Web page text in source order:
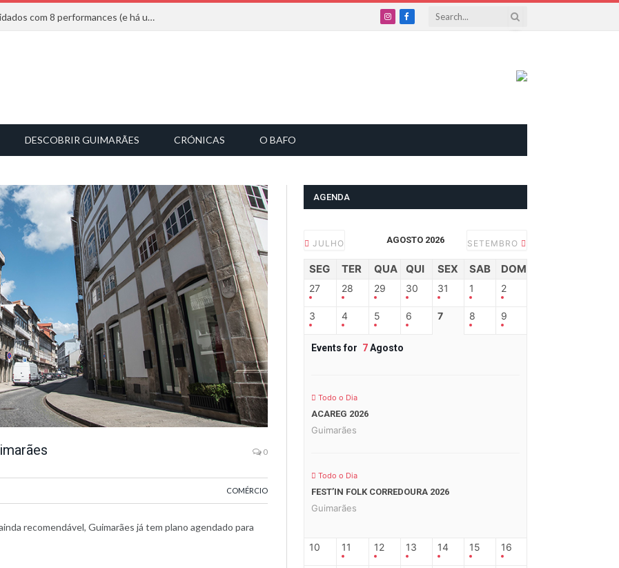
Mucho Flow alarga leque de convidados com 8 performances (e há uma saída)
InstagramFacebook
DESCOBRIR GUIMARÃES CRÓNICAS O BAFO
0
COMÉRCIO
recomendável, Guimarães já tem plano agendado para
AGENDA
JULHO AGOSTO 2026 SETEMBRO
SEG TER QUA QUI SEX SAB DOM
27 28 29 30 31 1 2
3 4 5 6 7 8 9
Events for 7Agosto
Todo o Dia
ACAREG 2026
Guimarães
Todo o Dia
FEST’IN FOLK CORREDOURA 2026
Guimarães
10 11 12 13 14 15 16